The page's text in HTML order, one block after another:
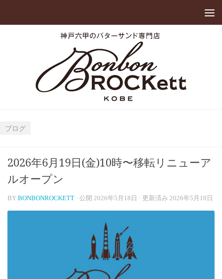
ブログ
2026年6月19日(金)10時〜移転リニューア
ルオープン
BY BONBONROCKETT · 公開 2026年5月18日 · 更新済み 2026年5月18日